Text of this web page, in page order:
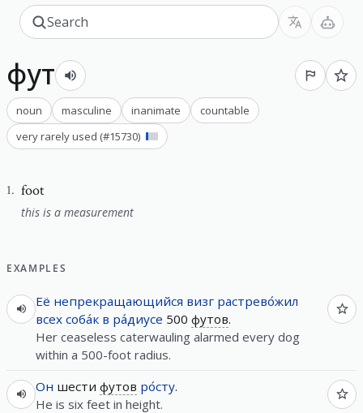
фут
noun masculine inanimate
countable
very rarely used (#15730)
1. foot
this is a measurement
EXAMPLES
Её непрекращающийся визг растрево́жил
всех соба́к в ра́диусе 500 футов.
Her ceaseless caterwauling alarmed every dog
within a 500-foot radius.
Он шести футов ро́сту.
He is six feet in height.